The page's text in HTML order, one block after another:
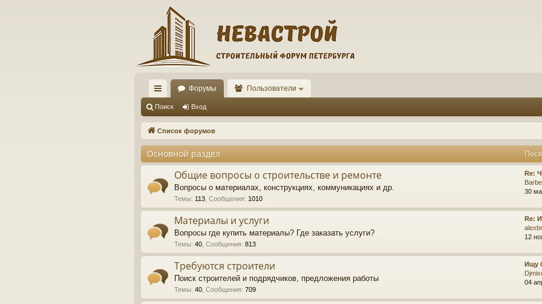
с
ы
и
Форумы Пользователи
Поиск Вход
Список форумов
Основной раздел
Общие вопросы о строительстве и ремонте
Вопросы о материалах, конструкциях, коммуникациях и др.
Темы: 113 Сообщения: 1010
Re:
30
Материалы и услуги
Вопросы где купить материалы? Где заказать услуги?
Темы: 40 Сообщения: 813
Re:
12
Требуются строители
Поиск строителей и подрядчиков, предложения работы
Темы: 40 Сообщения: 709
Ищу
04